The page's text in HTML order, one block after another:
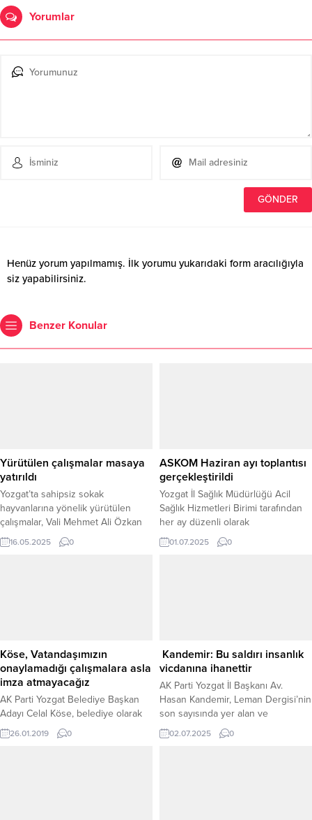
Yorumlar
Henüz yorum yapılmamış. İlk yorumu yukarıdaki form aracılığıyla
siz yapabilirsiniz.
Benzer Konular
Yürütülen çalışmalar masaya
yatırıldı
Yozgat’ta sahipsiz sokak
hayvanlarına yönelik yürütülen
çalışmalar, Vali Mehmet Ali Özkan
başkanlığında düzenlenen Sokak
Hayvanları Kurulu toplantısında ele
muhtarları katıldı. Toplantıda, sokak
hayvanlarının korunması,
rehabilitasyonu ve bakımı...
16.05.2025 0
ASKOM Haziran ayı toplantısı
gerçekleştirildi
Yozgat İl Sağlık Müdürlüğü Acil
Sağlık Hizmetleri Birimi tarafından
her ay düzenli olarak
gerçekleştirilen Acil Sağlık
Hizmetleri Koordinasyon
sorumluları, 112 Başhekimi, Komuta
Kontrol Merkezi Sorumlu Hekimi
ile...
01.07.2025 0
Köse, Vatandaşımızın
onaylamadığı çalışmalara asla
imza atmayacağız
AK Parti Yozgat Belediye Başkan
Adayı Celal Köse, belediye olarak
yapılacak bütün projelerde
öncelikle vatandaşların görüşünü
26.01.2019 0
Kandemir: Bu saldırı insanlık
vicdanına ihanettir
AK Parti Yozgat İl Başkanı Av.
Hasan Kandemir, Leman Dergisi’nin
son sayısında yer alan ve
Peygamber Efendimiz Hz.
Muhammed (S.A.V) ile Hz. Musa’ya
02.07.2025 0